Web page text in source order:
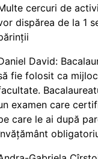
cercuri de
dispărea de la 1
David:
fie folosit ca
examen care
care le ai după